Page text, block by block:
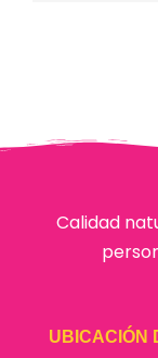
Calidad
UBICACIÓN